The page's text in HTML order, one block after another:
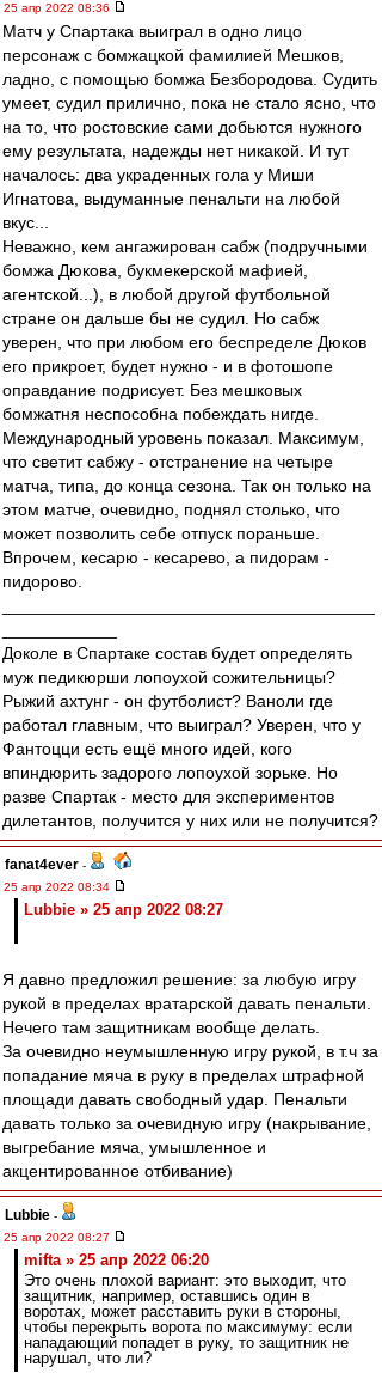
25 апр 2022 08:36
Матч у Спартака выиграл в одно лицо
персонаж с бомжацкой фамилией Мешков,
ладно, с помощью бомжа Безбородова. Судить
умеет, судил прилично, пока не стало ясно, что
на то, что ростовские сами добьются нужного
ему результата, надежды нет никакой. И тут
началось: два украденных гола у Миши
Игнатова, выдуманные пенальти на любой
вкус...
Неважно, кем ангажирован сабж (подручными
бомжа Дюкова, букмекерской мафией,
агентской...), в любой другой футбольной
стране он дальше бы не судил. Но сабж
уверен, что при любом его беспределе Дюков
его прикроет, будет нужно - и в фотошопе
оправдание подрисует. Без мешковых
бомжатня неспособна побеждать нигде.
Международный уровень показал. Максимум,
что светит сабжу - отстранение на четыре
матча, типа, до конца сезона. Так он только на
этом матче, очевидно, поднял столько, что
может позволить себе отпуск пораньше.
Впрочем, кесарю - кесарево, а пидорам -
пидорово.
Доколе в Спартаке состав будет определять
муж педикюрши лопоухой сожительницы?
Рыжий ахтунг - он футболист? Ваноли где
работал главным, что выиграл? Уверен, что у
Фантоцци есть ещё много идей, кого
впиндюрить задорого лопоухой зорьке. Но
разве Спартак - место для экспериментов
дилетантов, получится у них или не получится?
fanat4ever -
25 апр 2022 08:34
Lubbie » 25 апр 2022 08:27
Я давно предложил решение: за любую игру
рукой в пределах вратарской давать пенальти.
Нечего там защитникам вообще делать.
За очевидно неумышленную игру рукой, в т.ч за
попадание мяча в руку в пределах штрафной
площади давать свободный удар. Пенальти
давать только за очевидную игру (накрывание,
выгребание мяча, умышленное и
акцентированное отбивание)
Lubbie -
25 апр 2022 08:27
mifta » 25 апр 2022 06:20
Это очень плохой вариант: это выходит, что
защитник, например, оставшись один в
воротах, может расставить руки в стороны,
чтобы перекрыть ворота по максимуму: если
нападающий попадет в руку, то защитник не
нарушал, что ли?